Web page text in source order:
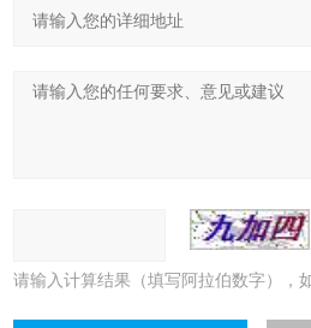
请输入计算结果（填写阿拉伯数字），